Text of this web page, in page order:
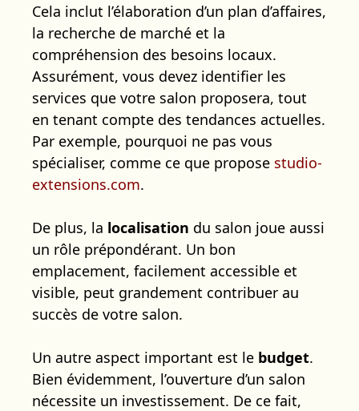
Cela inclut l’élaboration d’un plan d’affaires,
la recherche de marché et la
compréhension des besoins locaux.
Assurément, vous devez identifier les
services que votre salon proposera, tout
en tenant compte des tendances actuelles.
Par exemple, pourquoi ne pas vous
spécialiser, comme ce que propose studio-
extensions.com.
De plus, la localisation du salon joue aussi
un rôle prépondérant. Un bon
emplacement, facilement accessible et
visible, peut grandement contribuer au
succès de votre salon.
Un autre aspect important est le budget.
Bien évidemment, l’ouverture d’un salon
nécessite un investissement. De ce fait,